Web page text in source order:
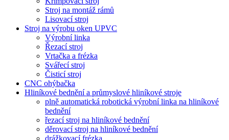
Stroj na montáž rámů
Lisovací stroj
Stroj na výrobu oken UPVC
Výrobní linka
Řezací stroj
Vrtačka a frézka
Svářecí stroj
Čisticí stroj
CNC ohýbačka
Hliníkové bednění a průmyslové hliníkové stroje
plně automatická robotická výrobní linka na hliníkové
bednění
řezací stroj na hliníkové bednění
děrovací stroj na hliníkové bednění